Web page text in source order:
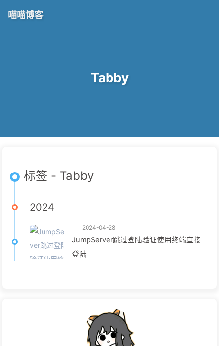
喵喵博客
Tabby
标签 - Tabby
2024
2024-04-28
JumpServer跳过登陆验证使用终端直接
登陆